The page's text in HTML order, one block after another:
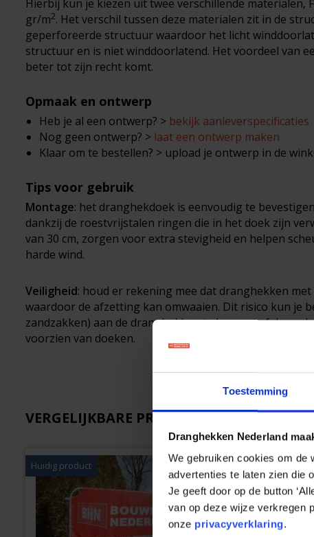
Toestemming
Dranghekken Nederland
We gebruiken cookies om de
advertenties te laten zien die
Je geeft door op de button
van op deze wijze verkregen
onze privacyverklaring.
Hierbij kun je kiezen uit twee verschillende materialen,
gr/m2. Het verschil tussen deze materialen zit in de
geperforeerde structuur waardoor het licht
structuur en is niet winddoorlatend. Het voordeel van
beter tot zijn recht komt.
Opmaak en ontwerp
Heb je al een ontwerp? > bekijk aanleverspecificaties
Nog geen ontwerp? > laat een ontwerp maken
Klaar om te bestellen? > upload je ontwerp in de
Tips voor gebruik
Montage: het dranghekdoek is eenvoudig te
dankzij de roestvrijstalen ringen die in het doek zijn
van 30 cm, zorgen voor extra stevigheid en helpen
harde wind.
Veiligheid: houd er rekening mee dat dranghekken
waardoor de afzetting kan omwaaien. Dit risico kun je
zandzakken) aan de dranghekken te hangen of door
voorzien van doeken.
VERGELIJKBARE PRODUCTEN
Huidig product